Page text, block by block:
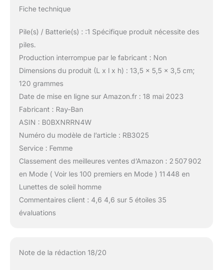
Fiche technique
Pile(s) / Batterie(s) : :1 Spécifique produit nécessite des
piles.
Production interrompue par le fabricant : Non
Dimensions du produit (L x l x h) : 13,5 x 5,5 x 3,5 cm;
120 grammes
Date de mise en ligne sur Amazon.fr : 18 mai 2023
Fabricant : Ray-Ban
ASIN : B0BXNRRN4W
Numéro du modèle de l’article : RB3025
Service : Femme
Classement des meilleures ventes d’Amazon : 2 507 902
en Mode ( Voir les 100 premiers en Mode ) 11 448 en
Lunettes de soleil homme
Commentaires client : 4,6 4,6 sur 5 étoiles 35
évaluations
Note de la rédaction 18/20